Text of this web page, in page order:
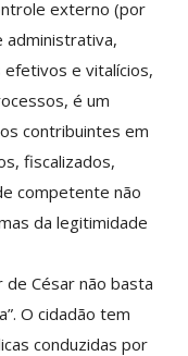
externo (por
administrativa,
e vitalícios,
é um
contribuintes em
fiscalizados,
competente não
da legitimidade
de César não basta
O cidadão tem
conduzidas por